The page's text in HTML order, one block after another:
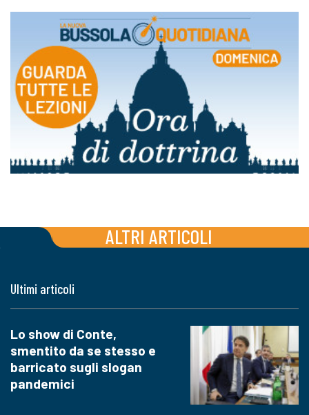
ALTRI ARTICOLI
Ultimi articoli
Lo show di Conte,
smentito da se stesso e
barricato sugli slogan
pandemici